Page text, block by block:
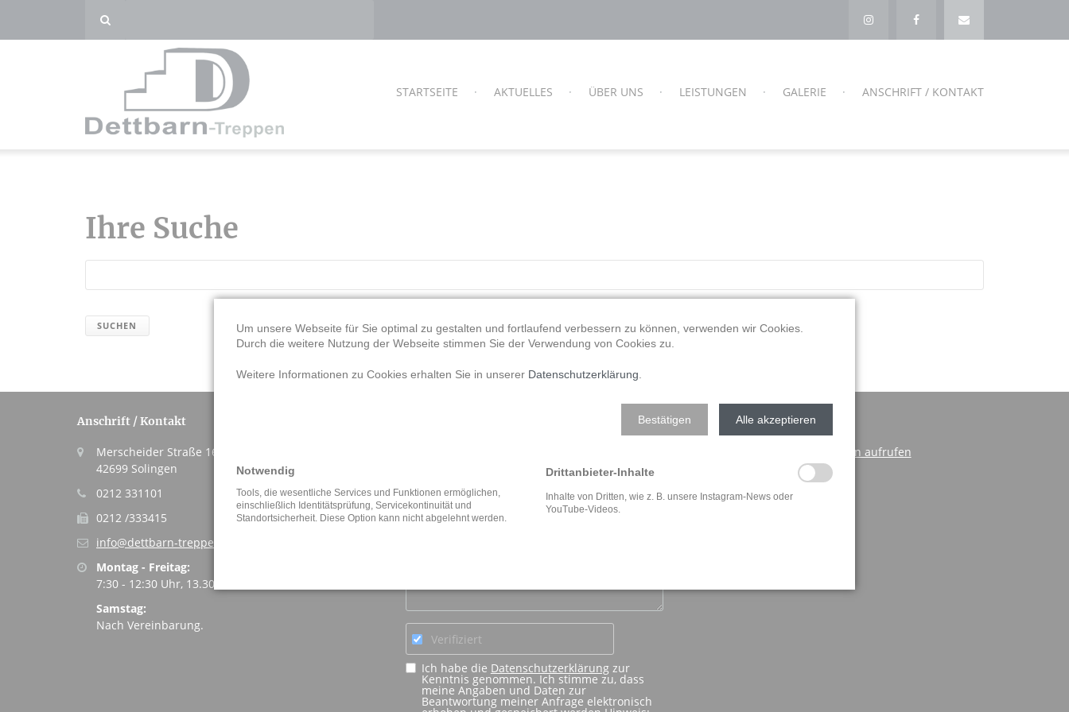
STARTSEITE AKTUELLES ÜBER UNS LEISTUNGEN GALERIE ANSCHRIFT / KONTAKT
Ihre Suche
SUCHEN
Anschrift / Kontakt
Merscheider Straße 160/162
42699 Solingen
0212 331101
0212 /333415
info@dettbarn-treppen.de
Montag - Freitag:
7:30 - 12:30 Uhr, 13.30 bis 16:30 Uhr
Samstag:
Nach Vereinbarung.
Ihre E-Mail Adresse
Verifiziert
Ich habe die Datenschutzerklärungzur
Kenntnis genommen. Ich stimme zu, dass
meine Angaben und Daten zur
Beantwortung meiner Anfrage elektronisch
Rechtliche Hinweise
Cookie Einstellungen aufrufen
Impressum
Datenschutz
Um unsere Webseite für Sie optimal zu gestalten und fortlaufend verbessern zu können, verwenden wir Cookies.
Durch die weitere Nutzung der Webseite stimmen Sie der Verwendung von Cookies zu.
Weitere Informationen zu Cookies erhalten Sie in unserer Datenschutzerklärung
Bestätigen Alle akzeptieren
Notwendig
Tools, die wesentliche Services und Funktionen ermöglichen,
einschließlich Identitätsprüfung, Servicekontinuität und
Standortsicherheit. Diese Option kann nicht abgelehnt werden.
Drittanbieter-Inhalte
Inhalte von Dritten, wie z. B. unsere Instagram-News oder
YouTube-Videos.